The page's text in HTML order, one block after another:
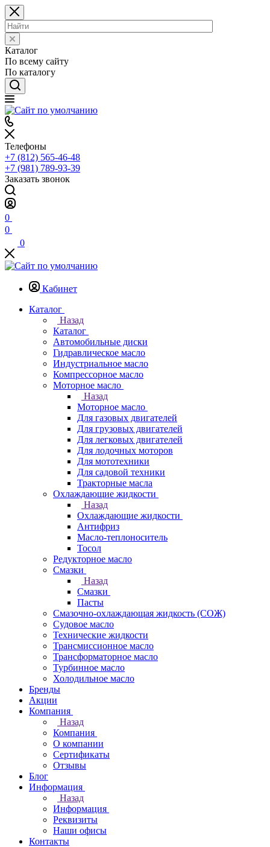
Каталог
По всему сайту
По каталогу
Телефоны
+7 (812) 565-46-48
+7 (981) 789-93-39
Заказать звонок
0
0
0
Кабинет
Каталог
Назад
Каталог
Автомобильные диски
Гидравлическое масло
Индустриальное масло
Компрессорное масло
Моторное масло
Назад
Моторное масло
Для газовых двигателей
Для грузовых двигателей
Для легковых двигателей
Для лодочных моторов
Для мототехники
Для садовой техники
Тракторные масла
Охлаждающие жидкости
Назад
Охлаждающие жидкости
Антифриз
Масло-теплоноситель
Тосол
Редукторное масло
Смазки
Назад
Смазки
Пасты
Смазочно-охлаждающая жидкость (СОЖ)
Судовое масло
Технические жидкости
Трансмиссионное масло
Трансформаторное масло
Турбинное масло
Холодильное масло
Бренды
Акции
Компания
Назад
Компания
О компании
Сертификаты
Отзывы
Блог
Информация
Назад
Информация
Реквизиты
Наши офисы
Контакты